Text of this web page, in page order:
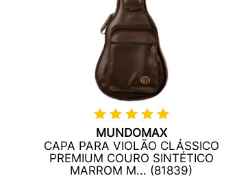
MUNDOMAX
CAPA PARA VIOLÃO CLÁSSICO
PREMIUM COURO SINTÉTICO
MARROM M... (81839)